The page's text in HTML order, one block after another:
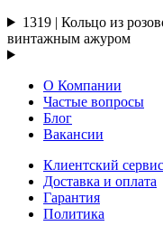
1319 | Кольцо из
винтажным ажуром
О Компании
Частые вопросы
Блог
Вакансии
Клиентский сервис
Доставка и оплата
Гарантия
Политика